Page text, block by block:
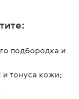
подбородка и
и тонуса кожи;